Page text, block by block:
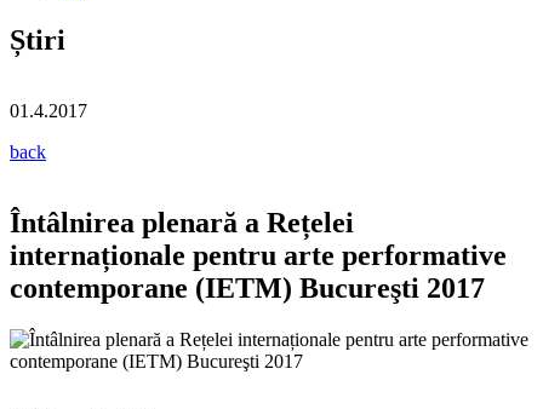
Știri
01.4.2017
back
Întâlnirea plenară a Rețelei
internaționale pentru arte performative
contemporane (IETM) Bucureşti 2017